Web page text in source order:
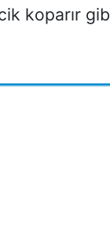
koparır